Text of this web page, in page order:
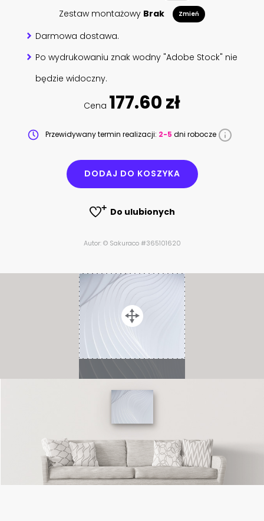
Zestaw montażowy Brak Zmień
Darmowa dostawa.
Po wydrukowaniu znak wodny "Adobe Stock" nie
będzie widoczny.
Cena 177.60 zł
Przewidywany termin realizacji: 2-5 dni robocze
DODAJ DO KOSZYKA
Do ulubionych
Autor: © Sakuraco #365101620